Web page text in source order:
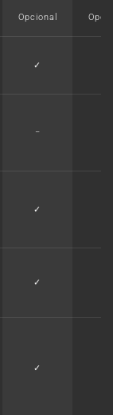
Opcional
✓
−
✓
✓
✓